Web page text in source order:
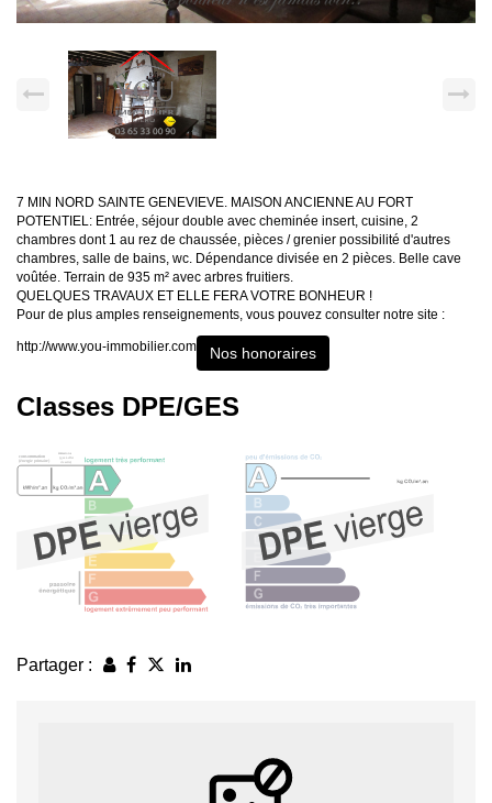
7 MIN NORD SAINTE GENEVIEVE. MAISON ANCIENNE AU FORT
POTENTIEL: Entrée, séjour double avec cheminée insert, cuisine, 2
chambres dont 1 au rez de chaussée, pièces / grenier possibilité d'autres
chambres, salle de bains, wc. Dépendance divisée en 2 pièces. Belle cave
voûtée. Terrain de 935 m² avec arbres fruitiers.
QUELQUES TRAVAUX ET ELLE FERA VOTRE BONHEUR !
Pour de plus amples renseignements, vous pouvez consulter notre site :
http://www.you-immobilier.com Nos honoraires
Classes DPE/GES
Partager :